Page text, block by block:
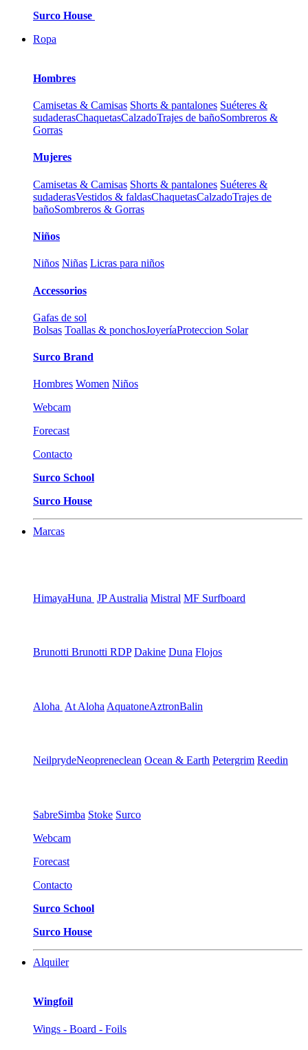
Surco House
Ropa
Hombres
Camisetas & Camisas Shorts & pantalones Suéteres &
sudaderasChaquetasCalzadoTrajes de bañoSombreros &
Gorras
Mujeres
Camisetas & Camisas Shorts & pantalones Suéteres &
sudaderasVestidos & faldasChaquetasCalzadoTrajes de
bañoSombreros & Gorras
Niños
Niños Niñas Licras para niños
Accessorios
Gafas de sol
Bolsas Toallas & ponchosJoyeríaProteccion Solar
Surco Brand
Hombres Women Niños
Webcam
Forecast
Contacto
Surco School
Surco House
Marcas
HimayaHuna JP Australia Mistral MF Surfboard
Brunotti Brunotti RDP Dakine Duna Flojos
Aloha At Aloha AquatoneAztronBalin
NeilprydeNeopreneclean Ocean & Earth Petergrim Reedin
SabreSimba Stoke Surco
Webcam
Forecast
Contacto
Surco School
Surco House
Alquiler
Wingfoil
Wings - Board - Foils